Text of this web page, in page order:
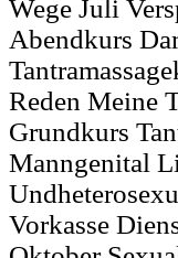
Wege Juli
Abendkurs
Reden Meine
Grundkurs
Manngenital
Vorkasse